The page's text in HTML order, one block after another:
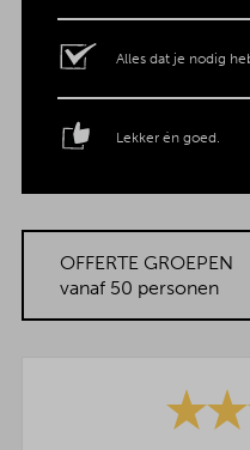
Alles dat je nodig
Lekker én goed.
OFFERTE GROEPEN
vanaf 50 personen